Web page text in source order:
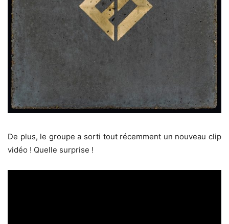
De plus, le groupe a sorti tout récemment un nouveau clip
vidéo ! Quelle surprise !